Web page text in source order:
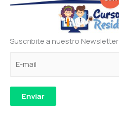
Suscribite a nuestro Newsletter
e
t
e
Enviar